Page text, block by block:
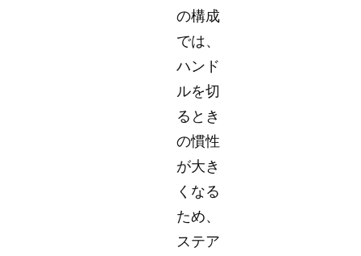
の構成
では、
ハンド
ルを切
るとき
の慣性
が大き
くなる
ため、
ステア